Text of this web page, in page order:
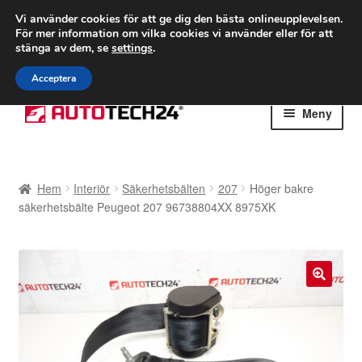
FRAKT från 75 kr
Världsomspännande frakt
Ring 766 924 713
Hoppa
till
Hoppa
till
Meny
Betalningar
Klagomål
Hem Interiör Säkerhetsbälten 207
Höger bakre
säkerhetsbälte Peugeot 207 96738804XX 8975XK
Vi använder cookies för att ge dig den bästa onlineupplevelsen.
För mer information om vilka cookies vi använder eller för att
stänga av dem, se settings.
Acceptera